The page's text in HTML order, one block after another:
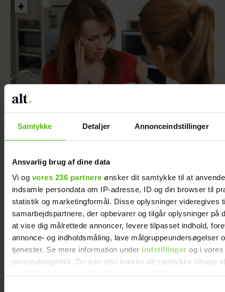
Samtykke Detaljer Annonceindstillinger
Ansvarlig brug af dine data
Vi og vores 236 partnere ønsker dit samtykke til at
indsamle persondata om IP-adresse, ID og din browser til
statistik og marketingformål. Disse oplysninger videregives
samarbejdspartnere, der opbevarer og tilgår oplysninger på
at vise dig målrettede annoncer, levere tilpasset indhold,
annonce- og indholdsmåling, lave målgruppeundersøgelser
tjenester. Se mere information under indstillinger og i vores
persondatapolitik. Du kan altid trække dit samtykke tilbage
Min veninde vil tage børnene fra deres far -